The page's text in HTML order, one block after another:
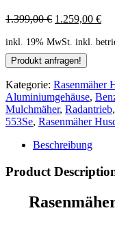
1.399,00€ 1.259,00 €
inkl. 19% MwSt. inkl.
Kategorie: Rasenmäher
Aluminiumgehäuse,
Mulchmäher, Radantrieb,
553Se, Rasenmäher
Beschreibung
Product